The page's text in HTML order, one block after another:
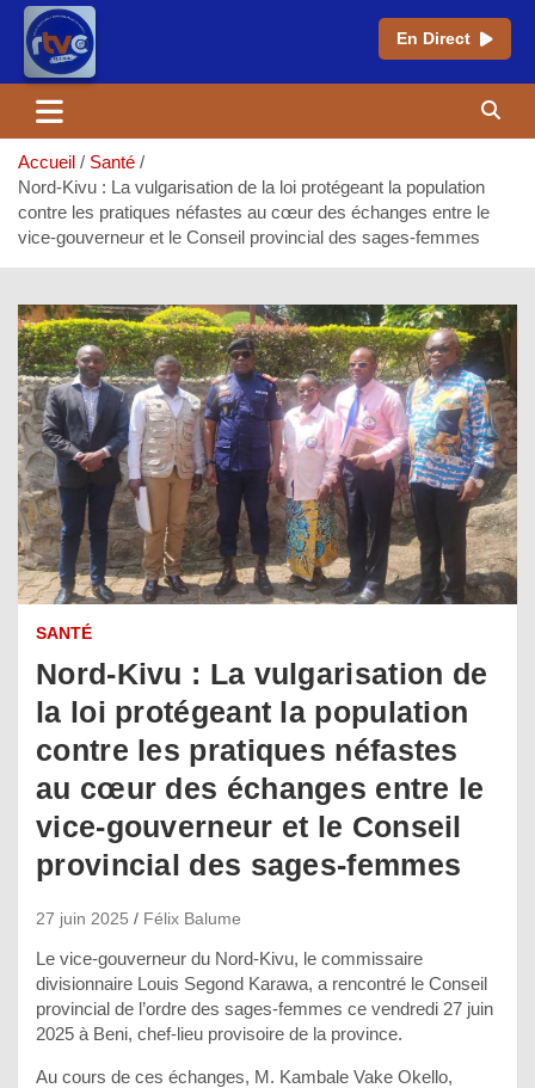
En Direct
contenu
Accueil
Santé
Nord-Kivu : La vulgarisation de la loi protégeant la population
contre les pratiques néfastes au cœur des échanges entre le
vice-gouverneur et le Conseil provincial des sages-femmes
SANTÉ
Nord-Kivu : La vulgarisation de
la loi protégeant la population
contre les pratiques néfastes
au cœur des échanges entre le
vice-gouverneur et le Conseil
provincial des sages-femmes
27 juin 2025 Félix Balume
Le vice-gouverneur du Nord-Kivu, le commissaire
divisionnaire Louis Segond Karawa, a rencontré le Conseil
provincial de l’ordre des sages-femmes ce vendredi 27 juin
2025 à Beni, chef-lieu provisoire de la province.
Au cours de ces échanges, M. Kambale Vake Okello,